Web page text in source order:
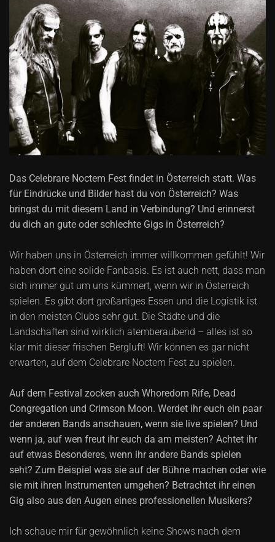
Das Celebrare Noctem Fest findet in Österreich statt. Was
für Eindrücke und Bilder hast du von Österreich? Was
bringst du mit diesem Land in Verbindung? Und erinnerst
du dich an gute oder schlechte Gigs in Österreich?
Wir haben uns in Österreich immer willkommen gefühlt! Wir
haben dort eine solide Fanbasis. Es ist auch nett, dass man
sich immer gut um uns kümmert, wenn wir in Österreich
spielen. Es gibt dort großartiges Essen und die Logistik ist
in den meisten Clubs sehr gut. Die Städte und die
Landschaften sind wirklich atemberaubend – alles ist so
klar mit dieser frischen Bergluft! Wir können es gar nicht
erwarten, auf dem Celebrare Noctem Fest zu spielen.
Auf dem Festival zocken auch Whoredom Rife, Dead
Congregation und Crimson Moon. Werdet ihr euch ein paar
der anderen Bands anschauen, wenn sie live spielen? Und
wenn ja, auf wen freut ihr euch da am meisten? Achtet ihr
auf etwas Besonderes, wenn ihr andere Bands spielen
seht? Zum Beispiel was sie auf der Bühne machen oder wie
sie mit ihren Instrumenten umgehen? Betrachtet ihr einen
Gig also aus den Augen eines professionellen Musikers?
Ich schaue mir für gewöhnlich keine Shows nach dem